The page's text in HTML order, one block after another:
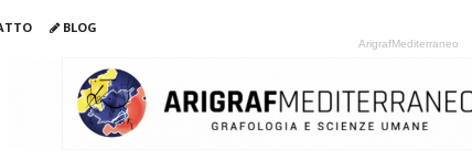
BLOG
ArigrafMediterraneo